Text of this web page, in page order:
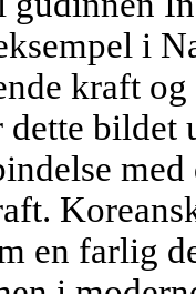
i
kraft
bildet
en farlig